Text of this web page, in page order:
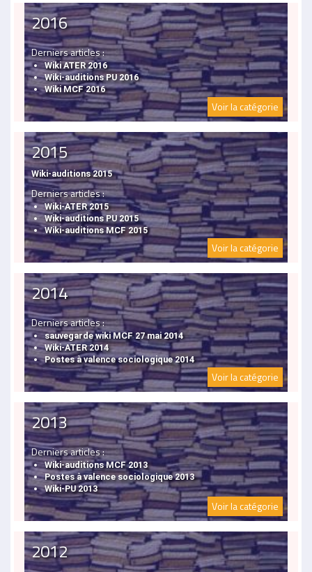
2016
Voir la catégorie
Derniers articles :
Wiki ATER 2016
Wiki-auditions PU 2016
Wiki MCF 2016
2015
Wiki-auditions 2015
Voir la catégorie
Derniers articles :
Wiki-ATER 2015
Wiki-auditions PU 2015
Wiki-auditions MCF 2015
2014
Voir la catégorie
Derniers articles :
sauvegarde wiki MCF 27 mai 2014
Wiki-ATER 2014
Postes à valence sociologique 2014
2013
Voir la catégorie
Derniers articles :
Wiki-auditions MCF 2013
Postes à valence sociologique 2013
Wiki-PU 2013
2012